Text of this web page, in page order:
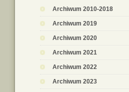
Archiwum 2010-2018
Archiwum 2019
Archiwum 2020
Archiwum 2021
Archiwum 2022
Archiwum 2023